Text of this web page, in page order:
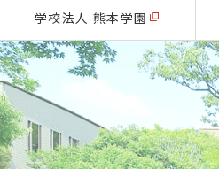
学校法人 熊本学園